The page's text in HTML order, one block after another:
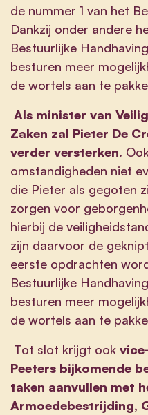
de nummer 1 van het
Dankzij onder andere
Bestuurlijke
besturen meer
de wortels aan te
Als minister van
Zaken zal Pieter De
verder versterken.
omstandigheden niet
die Pieter als gegoten
zorgen voor
hierbij de
zijn daarvoor de
eerste opdrachten
Bestuurlijke
besturen meer
de wortels aan te
Tot slot krijgt ook
Peeters bijkomende
taken aanvullen met
Armoedebestrijding,